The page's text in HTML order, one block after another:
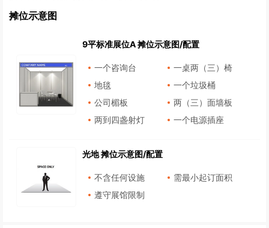
摊位示意图
9平标准展位A 摊位示意图/配置
一个咨询台
一桌两（三）椅
地毯
一个垃圾桶
公司楣板
两（三）面墙板
两到四盏射灯
一个电源插座
光地 摊位示意图/配置
不含任何设施
需最小起订面积
遵守展馆限制